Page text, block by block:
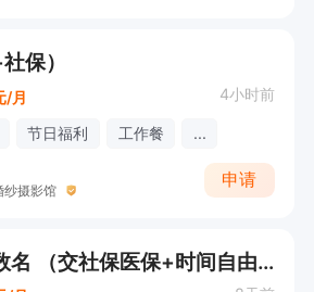
保）
/月 4小时前
节日福利 工作餐 ...
纱摄影馆
申请
客服续保专员数名 （交社保医保+时间自由+下午不上班+可居家办公）